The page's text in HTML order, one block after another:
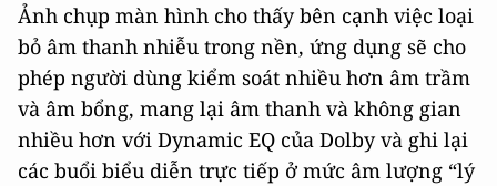
Ảnh chụp màn hình cho thấy bên cạnh việc loại
bỏ âm thanh nhiễu trong nền, ứng dụng sẽ cho
phép người dùng kiểm soát nhiều hơn âm trầm
và âm bổng, mang lại âm thanh và không gian
nhiều hơn với Dynamic EQ của Dolby và ghi lại
các buổi biểu diễn trực tiếp ở mức âm lượng “lý